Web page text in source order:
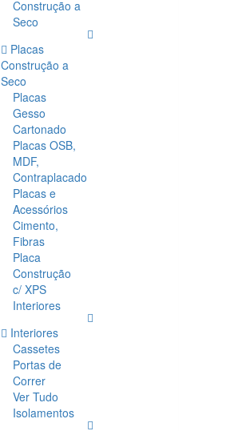
Construção a
Seco
Placas
Construção a
Seco
Placas
Gesso
Cartonado
Placas OSB,
MDF,
Contraplacado
Placas e
Acessórios
Cimento,
Fibras
Placa
Construção
c/ XPS
Interiores
Interiores
Cassetes
Portas de
Correr
Ver Tudo
Isolamentos